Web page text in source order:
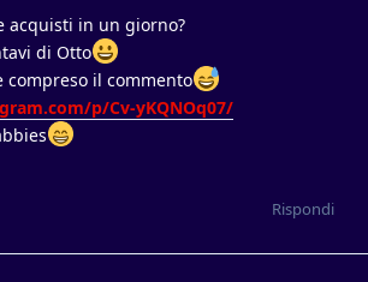
acquisti in un giorno?
di Otto
il commento
p/Cv-yKQNOq07/
Rispondi